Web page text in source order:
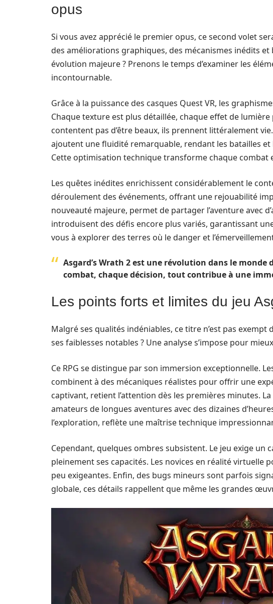
opus
Si vous avez apprécié le premier opus, ce second volet
des améliorations graphiques, des mécanismes inédits
évolution majeure ? Prenons le temps d’examiner les
incontournable.
Grâce à la puissance des casques Quest VR, les
Chaque texture est plus détaillée, chaque effet de
contentent pas d’être beaux, ils prennent littéralement vie.
ajoutent une fluidité remarquable, rendant les batailles
Cette optimisation technique transforme chaque combat
Les quêtes inédites enrichissent considérablement le
déroulement des événements, offrant une rejouabilité
nouveauté majeure, permet de partager l’aventure avec
introduisent des défis encore plus variés, garantissant
vous à explorer des terres où le danger et
Asgard’s Wrath 2 est une révolution dans le monde
combat, chaque décision, tout contribue à une
Les points forts et limites du jeu
Malgré ses qualités indéniables, ce titre n’est pas
ses faiblesses notables ? Une analyse s’impose pour
Ce RPG se distingue par son immersion exceptionnelle.
combinent à des mécaniques réalistes pour offrir une
captivant, retient l’attention dès les premières minutes.
amateurs de longues aventures avec des dizaines
l’exploration, reflète une maîtrise technique
Cependant, quelques ombres subsistent. Le jeu exige
pleinement ses capacités. Les novices en réalité
peu exigeantes. Enfin, des bugs mineurs sont parfois
globale, ces détails rappellent que même les grandes